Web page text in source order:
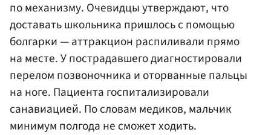
по механизму. Очевидцы утверждают, что
доставать школьника пришлось с помощью
болгарки — аттракцион распиливали прямо
на месте. У пострадавшего диагностировали
перелом позвоночника и оторванные пальцы
на ноге. Пациента госпитализировали
санавиацией. По словам медиков, мальчик
минимум полгода не сможет ходить.